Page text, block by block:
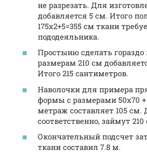
не разрезать. Для
добавляется 5 см. Итого
175х2+5=355 см ткани
пододеяльника.
Простыню сделать гораздо
размерам 210 см
Итого 215 сантиметров.
Наволочки для примера
формы с размерами 50х70
метраж составляет 105 см.
соответственно, займут
Окончательный подсчет
ткани составил 7.8 м.